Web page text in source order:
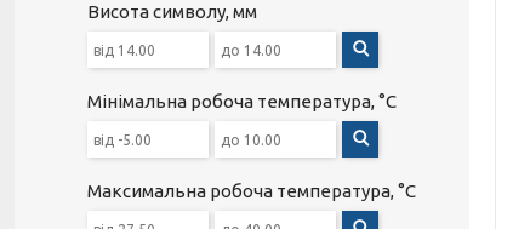
Висота символу, мм
Мінімальна робоча температура, °С
Максимальна робоча температура, °С